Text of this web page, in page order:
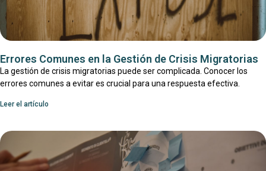
Errores Comunes en la Gestión de Crisis Migratorias
La gestión de crisis migratorias puede ser complicada. Conocer los
errores comunes a evitar es crucial para una respuesta efectiva.
Leer el artículo